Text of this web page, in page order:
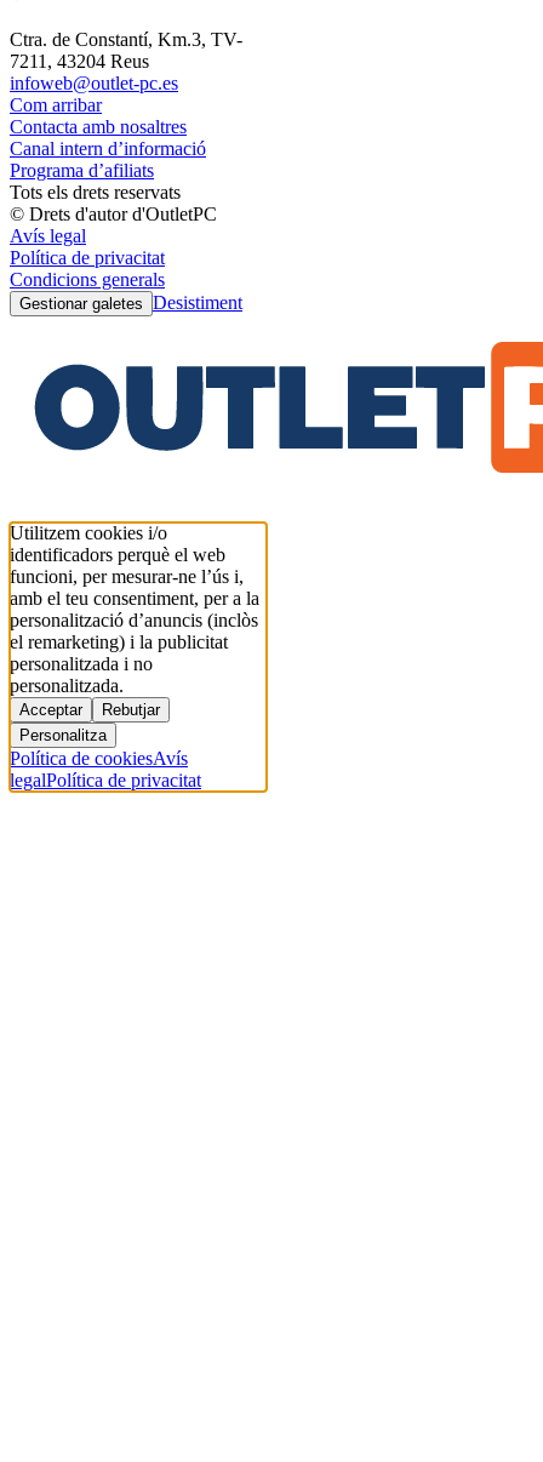
Ctra. de Constantí, Km.3, TV-
7211, 43204 Reus
infoweb@outlet-pc.es
Com arribar
Contacta amb nosaltres
Canal intern d’informació
Programa d’afiliats
Tots els drets reservats
© Drets d'autor d'OutletPC
Avís legal
Política de privacitat
Condicions generals
Gestionar galetes Desistiment
Utilitzem cookies i/o
identificadors perquè el web
funcioni, per mesurar-ne l’ús i,
amb el teu consentiment, per a la
personalització d’anuncis (inclòs
el remarketing) i la publicitat
personalitzada i no
personalitzada.
Acceptar
Rebutjar
Personalitza
Política de cookiesAvís
legalPolítica de privacitat